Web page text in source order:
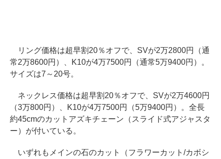
リング価格は超早割20％オフで、SVが2万2800円（通
常2万8600円）、K10が4万7500円（通常5万9400円）。
サイズは7～20号。
ネックレス価格は超早割20％オフで、SVが2万4600円
（3万800円）、K10が4万7500円（5万9400円）。全長
約45cmのカットアズキチェーン（スライド式アジャスタ
ー）が付いている。
いずれもメインの石のカット（フラワーカット/カボシ